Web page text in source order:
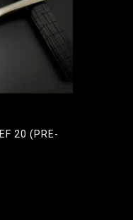
20 (PRE-